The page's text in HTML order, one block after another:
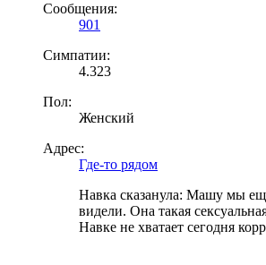
Сообщения:
901
Симпатии:
4.323
Пол:
Женский
Адрес:
Где-то рядом
Навка сказанула: Машу мы
видели. Она такая
Навке не хватает сегодня